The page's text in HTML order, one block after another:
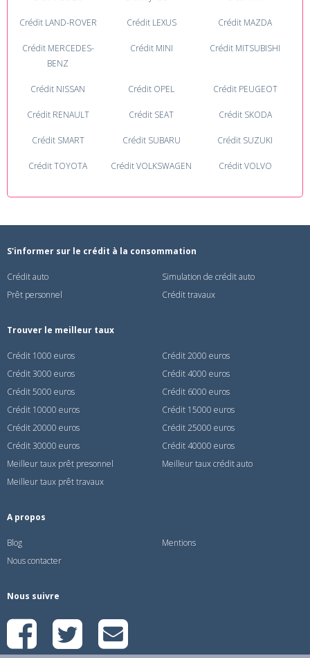
Crédit LAND-ROVER Crédit LEXUS Crédit MAZDA
Crédit MERCEDES-
BENZ
Crédit MINI Crédit MITSUBISHI
Crédit NISSAN Crédit OPEL Crédit PEUGEOT
Crédit RENAULT Crédit SEAT Crédit SKODA
Crédit SMART Crédit SUBARU Crédit SUZUKI
Crédit TOYOTA Crédit VOLKSWAGEN Crédit VOLVO
S'informer sur le crédit à la consommation
Crédit auto
Simulation de crédit auto
Prêt personnel
Crédit travaux
Trouver le meilleur taux
Crédit 1000 euros
Crédit 2000 euros
Crédit 3000 euros
Crédit 4000 euros
Crédit 5000 euros
Crédit 6000 euros
Crédit 10000 euros
Crédit 15000 euros
Crédit 20000 euros
Crédit 25000 euros
Crédit 30000 euros
Crédit 40000 euros
Meilleur taux prêt presonnel
Meilleur taux crédit auto
Meilleur taux prêt travaux
A propos
Blog
Mentions
Nous contacter
Nous suivre